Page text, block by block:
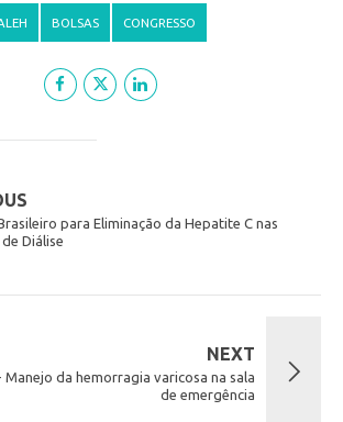
BOLSAS CONGRESSO
para Eliminação da Hepatite C nas
Diálise
NEXT
da hemorragia varicosa na sala
de emergência